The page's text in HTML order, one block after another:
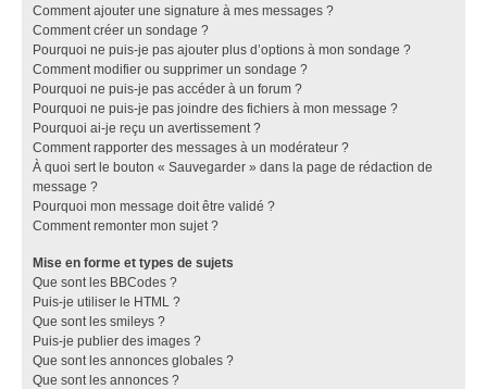
Comment ajouter une signature à mes messages ?
Comment créer un sondage ?
Pourquoi ne puis-je pas ajouter plus d’options à mon sondage ?
Comment modifier ou supprimer un sondage ?
Pourquoi ne puis-je pas accéder à un forum ?
Pourquoi ne puis-je pas joindre des fichiers à mon message ?
Pourquoi ai-je reçu un avertissement ?
Comment rapporter des messages à un modérateur ?
À quoi sert le bouton « Sauvegarder » dans la page de rédaction de
message ?
Pourquoi mon message doit être validé ?
Comment remonter mon sujet ?
Mise en forme et types de sujets
Que sont les BBCodes ?
Puis-je utiliser le HTML ?
Que sont les smileys ?
Puis-je publier des images ?
Que sont les annonces globales ?
Que sont les annonces ?